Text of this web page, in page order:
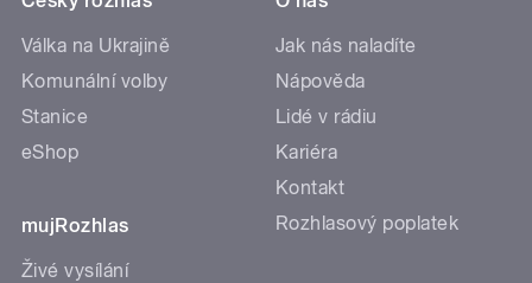
Válka na Ukrajině
Komunální volby
Stanice
eShop
mujRozhlas
Živé vysílání
Jak nás naladíte
Nápověda
Lidé v rádiu
Kariéra
Kontakt
Rozhlasový poplatek